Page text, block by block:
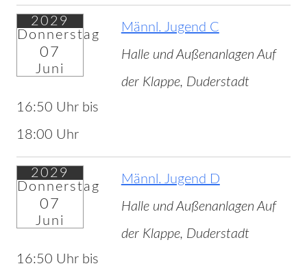
2029
Donnerstag
07
Juni
16:50 Uhr bis
18:00 Uhr
Männl. Jugend C
Halle und Außenanlagen Auf
der Klappe, Duderstadt
2029
Donnerstag
07
Juni
16:50 Uhr bis
Männl. Jugend D
Halle und Außenanlagen Auf
der Klappe, Duderstadt